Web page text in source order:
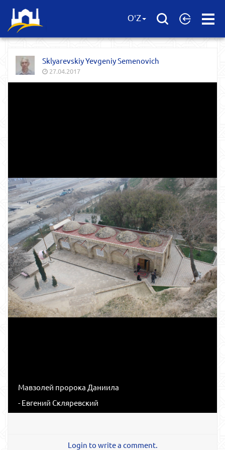
Open
O'Z
Sklyarevskiy Yevgeniy Semenovich
27.04.2017
Мавзолей пророка Даниила
- Евгений Скляревский
Login to write a comment.